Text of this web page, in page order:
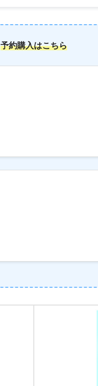
予約購入はこちら